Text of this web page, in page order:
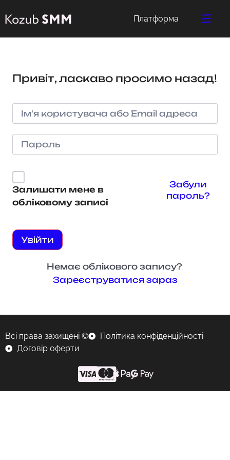
Платформа
Привіт, ласкаво просимо назад!
Залишати мене в
обліковому записі
Забули
пароль?
Увійти
Немає облікового запису?
Зареєструватися зараз
Всі права захищені ©
Політика конфіденційності
Договір оферти